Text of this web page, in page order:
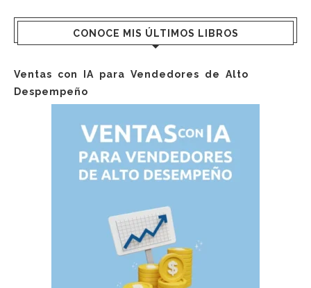
CONOCE MIS ÚLTIMOS LIBROS
Ventas con IA para Vendedores de Alto
Despempeño